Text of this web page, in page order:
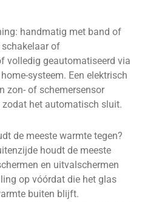
handmatig met band of
of
volledig geautomatiseerd via
systeem. Een elektrisch
zon- of schemersensor
het automatisch sluit.
de meeste warmte tegen?
houdt de meeste
en uitvalschermen
op vóórdat die het glas
buiten blijft.